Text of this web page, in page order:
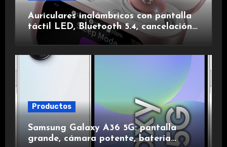
Auriculares inalámbricos con pantalla
táctil LED, Bluetooth 5.4, cancelación
de ruido, impermeables y de larga
Productos
Samsung Galaxy A36 5G: pantalla
grande, cámara potente, batería